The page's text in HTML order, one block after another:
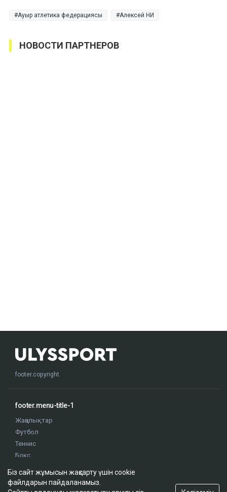
Ауыр атлетика федерациясы Алексей НИ
НОВОСТИ ПАРТНЕРОВ
footer.copyright
footer.menu-title-1
Жаңалықтар
Футбол
Теннис
Бокс
Жекпе жек
Оқиғалар
Біз сайт жұмысын жақсарту үшін cookie
файлдарын пайдаланамыз.